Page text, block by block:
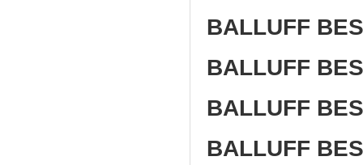
BALLUFF
BALLUFF
BALLUFF
BALLUFF